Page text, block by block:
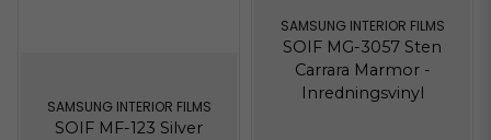
SAMSUNG INTERIOR FILMS
SOIF MF-123 Silver
SAMSUNG INTERIOR FILMS
SOIF MG-3057 Sten
Carrara Marmor -
Inredningsvinyl